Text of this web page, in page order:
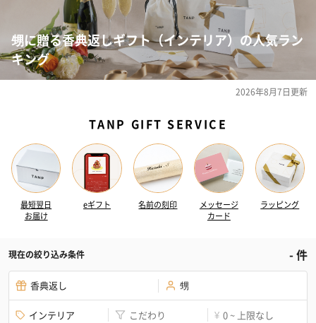
甥に贈る香典返しギフト（インテリア）の人気ラン
キング
2026年8月7日更新
TANP GIFT SERVICE
最短翌日
お届け
eギフト 名前の刻印
メッセージ
カード
ラッピング
現在の絞り込み条件 -件
香典返し 甥
インテリア こだわり ¥ 0 ~ 上限なし